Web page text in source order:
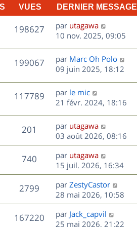
e
s
n
i
e
r
e
s
a
g
e
VUES DERNIER MESSAGE
198627V
u
e
s
D
e
n
i
r
m
e
s
s
a
g
e
par utagawa
10 nov. 2025, 09:05
199067V
u
e
s
D
e
i
e
r
m
e
s
a
e
par Marc Oh Polo
09 juin 2025, 18:12
117789V
u
D
e
i
e
r
m
e
s
s
a
g
e
par le mic
21 févr. 2024, 18:16
201
u
s
D
e
r
n
i
e
r
m
e
s
par utagawa
03 août 2026, 08:16
740V
u
e
s
D
e
r
n
i
e
r
par utagawa
15 juil. 2026, 16:34
2799V
u
e
D
e
r
n
i
par ZestyCastor
28 mai 2026, 10:58
167220V
D
e
par Jack_capvil
25 mai 2026, 21:22